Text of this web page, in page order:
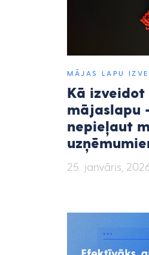
MĀJAS LAPU
Kā
mājaslapu
nepieļaut
25. janvāris,